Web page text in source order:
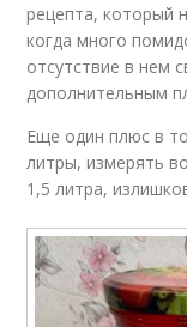
рецепта, который
когда много
отсутствие в нем
дополнительным
Еще один плюс в
литры, измерять
1,5 литра,